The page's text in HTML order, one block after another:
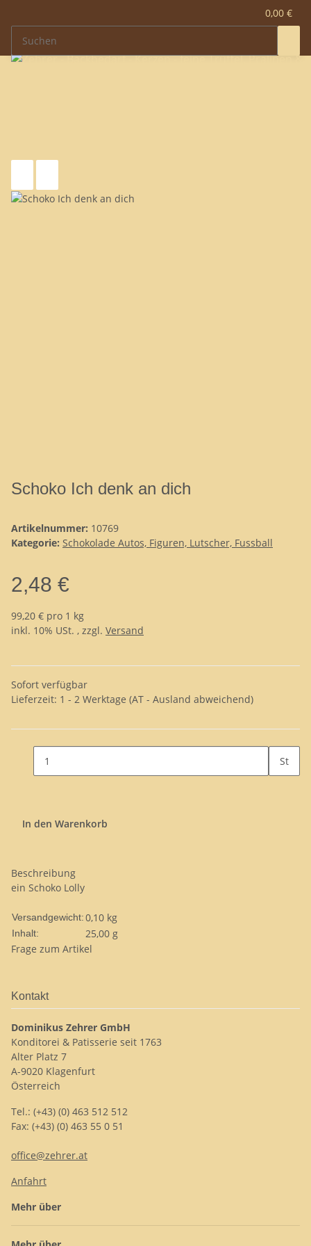
0,00 €
Schoko Ich denk an dich
Artikelnummer: 10769
Kategorie: Schokolade Autos, Figuren, Lutscher, Fussball
2,48 €
99,20 € pro 1 kg
inkl. 10% USt. , zzgl. Versand
Sofort verfügbar
Lieferzeit: 1 - 2 Werktage (AT - Ausland abweichend)
St
In den Warenkorb
Beschreibung
ein Schoko Lolly
Versandgewicht:0,10 kg
Inhalt:
25,00 g
Frage zum Artikel
Kontakt
Dominikus Zehrer GmbH
Konditorei & Patisserie seit 1763
Alter Platz 7
A-9020 Klagenfurt
Österreich
Tel.: (+43) (0) 463 512 512
Fax: (+43) (0) 463 55 0 51
office@zehrer.at
Anfahrt
Mehr über